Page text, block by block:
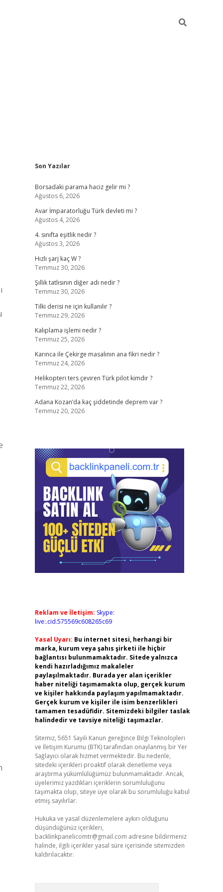
Sidebar
Son Yazılar
Borsadaki parama haciz gelir mi ?
Ağustos 6, 2026
Avar İmparatorluğu Türk devleti mi ?
Ağustos 4, 2026
4. sınıfta eşitlik nedir ?
Ağustos 3, 2026
Hızlı şarj kaç W ?
Temmuz 30, 2026
Şıllık tatlısının diğer adı nedir ?
Temmuz 30, 2026
Tilki derisi ne için kullanılır ?
Temmuz 29, 2026
Kalıplama işlemi nedir ?
Temmuz 25, 2026
Karınca ile Çekirge masalının ana fikri nedir ?
Temmuz 24, 2026
Helikopteri ters çeviren Türk pilot kimdir ?
Temmuz 22, 2026
Adana Kozan’da kaç şiddetinde deprem var ?
Temmuz 20, 2026
Reklam ve İletişim: Skype:
live:.cid.575569c608265c69
Yasal Uyarı: Bu internet sitesi, herhangi bir
marka, kurum veya şahıs şirketi ile hiçbir
bağlantısı bulunmamaktadır. Sitede yalnızca
kendi hazırladığımız makaleler
paylaşılmaktadır. Burada yer alan içerikler
haber niteliği taşımamakta olup, gerçek kurum
ve kişiler hakkında paylaşım yapılmamaktadır.
Gerçek kurum ve kişiler ile isim benzerlikleri
tamamen tesadüfidir. Sitemizdeki bilgiler taslak
halindedir ve tavsiye niteliği taşımazlar.
Sitemiz, 5651 Sayılı Kanun gereğince Bilgi Teknolojileri
ve İletişim Kurumu (BTK) tarafından onaylanmış bir Yer
Sağlayıcı olarak hizmet vermektedir. Bu nedenle,
sitedeki içerikleri proaktif olarak denetleme veya
araştırma yükümlülüğümüz bulunmamaktadır. Ancak,
üyelerimiz yazdıkları içeriklerin sorumluluğunu
taşımakta olup, siteye üye olarak bu sorumluluğu kabul
etmiş sayılırlar.
Hukuka ve yasal düzenlemelere aykırı olduğunu
düşündüğünüz içerikleri,
backlinkpanelicomtr@gmail.com adresine bildirmeniz
halinde, ilgili içerikler yasal süre içerisinde sitemizden
kaldırılacaktır.